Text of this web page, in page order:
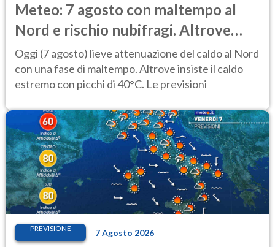
Meteo: 7 agosto con maltempo al
Nord e rischio nubifragi. Altrove
caldo estremo
Oggi (7 agosto) lieve attenuazione del caldo al Nord
con una fase di maltempo. Altrove insiste il caldo
estremo con picchi di 40°C. Le previsioni
PREVISIONE 7 Agosto 2026